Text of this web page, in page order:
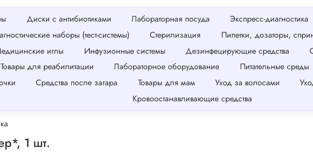
Диски с антибиотиками Лабораторная посуда Экспресс-диагностика
наборы (тест-системы) Стерилизация Пипетки, дозаторы,
иглы Инфузионные системы Дезинфецирующие средства
Товары для реабилитации Лабораторное оборудование Питательные среды
Средства после загара Товары для мам Уход за волосами
Кровоостанавливающие средства
1 шт.